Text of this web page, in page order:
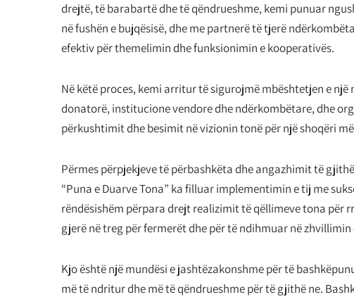
drejtë, të barabartë dhe të qëndrueshme, kemi punuar
në fushën e bujqësisë, dhe me partnerë të tjerë
efektiv për themelimin dhe funksionimin e kooperativës.
Në këtë proces, kemi arritur të sigurojmë mbështetjen e
donatorë, institucione vendore dhe ndërkombëtare, dhe
përkushtimit dhe besimit në vizionin tonë për një shoqëri
Përmes përpjekjeve të përbashkëta dhe angazhimit të
“Puna e Duarve Tona” ka filluar implementimin e tij me
rëndësishëm përpara drejt realizimit të qëllimeve tona për
gjerë në treg për fermerët dhe për të ndihmuar në
Kjo është një mundësi e jashtëzakonshme për të
më të ndritur dhe më të qëndrueshme për të gjithë ne.